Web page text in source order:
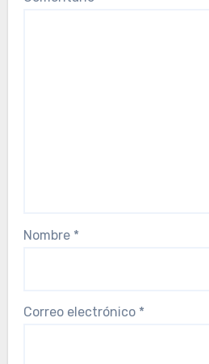
Nombre *
Correo electrónico *